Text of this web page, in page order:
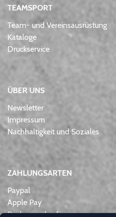
TEAMSPORT
Team- und Vereinsausrüstung
Kataloge
Druckservice
ÜBER UNS
Newsletter
Impressum
Nachhaltigkeit und Soziales
ZAHLUNGSARTEN
Paypal
Apple Pay
Rechnungskauf